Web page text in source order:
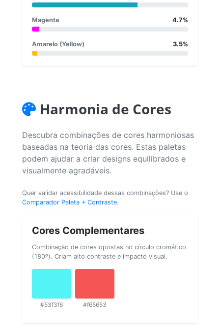
Magenta 4.7%
Amarelo (Yellow) 3.5%
Harmonia de Cores
Descubra combinações de cores harmoniosas
baseadas na teoria das cores. Estas paletas
podem ajudar a criar designs equilibrados e
visualmente agradáveis.
Quer validar acessibilidade dessas combinações? Use o
Comparador Paleta + Contraste.
Cores Complementares
Combinação de cores opostas no círculo cromático
(180º). Criam alto contraste e impacto visual.
#53f3f6 #f65653